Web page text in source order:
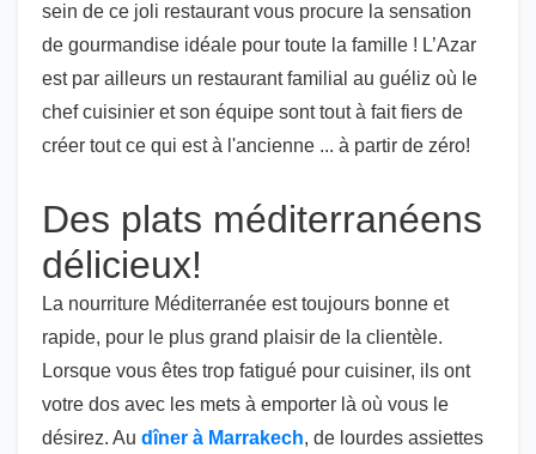
sein de ce joli restaurant vous procure la sensation
de gourmandise idéale pour toute la famille ! L’Azar
est par ailleurs un restaurant familial au guéliz où le
chef cuisinier et son équipe sont tout à fait fiers de
créer tout ce qui est à l'ancienne ... à partir de zéro!
Des plats méditerranéens
délicieux!
La nourriture Méditerranée est toujours bonne et
rapide, pour le plus grand plaisir de la clientèle.
Lorsque vous êtes trop fatigué pour cuisiner, ils ont
votre dos avec les mets à emporter là où vous le
désirez. Au dîner à Marrakech, de lourdes assiettes